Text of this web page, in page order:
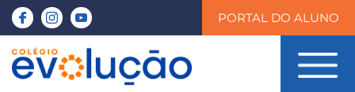
PORTAL DO ALUNO